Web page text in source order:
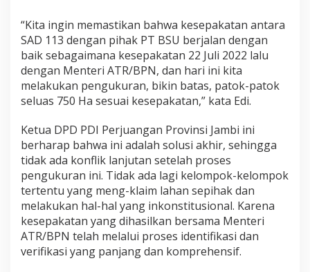
“Kita ingin memastikan bahwa kesepakatan antara
SAD 113 dengan pihak PT BSU berjalan dengan
baik sebagaimana kesepakatan 22 Juli 2022 lalu
dengan Menteri ATR/BPN, dan hari ini kita
melakukan pengukuran, bikin batas, patok-patok
seluas 750 Ha sesuai kesepakatan,” kata Edi.
Ketua DPD PDI Perjuangan Provinsi Jambi ini
berharap bahwa ini adalah solusi akhir, sehingga
tidak ada konflik lanjutan setelah proses
pengukuran ini. Tidak ada lagi kelompok-kelompok
tertentu yang meng-klaim lahan sepihak dan
melakukan hal-hal yang inkonstitusional. Karena
kesepakatan yang dihasilkan bersama Menteri
ATR/BPN telah melalui proses identifikasi dan
verifikasi yang panjang dan komprehensif.